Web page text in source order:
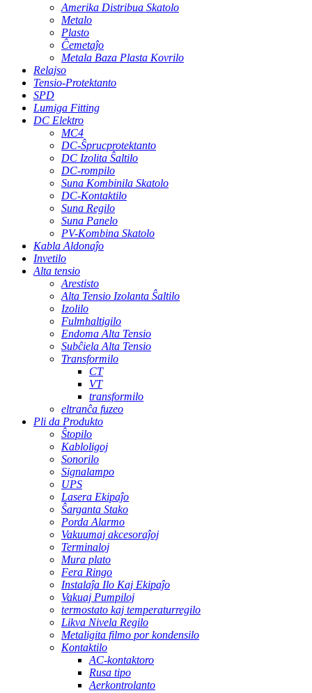
Amerika Distribua Skatolo
Metalo
Plasto
Ĉemetaĵo
Metala Baza Plasta Kovrilo
Relajso
Tensio-Protektanto
SPD
Lumiga Fitting
DC Elektro
MC4
DC-Ŝprucprotektanto
DC Izolita Ŝaltilo
DC-rompilo
Suna Kombinila Skatolo
DC-Kontaktilo
Suna Regilo
Suna Panelo
PV-Kombina Skatolo
Kabla Aldonaĵo
Invetilo
Alta tensio
Arestisto
Alta Tensio Izolanta Ŝaltilo
Izolilo
Fulmhaltigilo
Endoma Alta Tensio
Subĉiela Alta Tensio
Transformilo
CT
VT
transformilo
eltranĉa fuzeo
Pli da Produkto
Ŝtopilo
Kabloligoj
Sonorilo
Signalampo
UPS
Lasera Ekipaĵo
Ŝarganta Stako
Porda Alarmo
Vakuumaj akcesoraĵoj
Terminaloj
Mura plato
Fera Ringo
Instalaĵa Ilo Kaj Ekipaĵo
Vakuaj Pumpiloj
termostato kaj temperaturregilo
Likva Nivela Regilo
Metaligita filmo por kondensilo
Kontaktilo
AC-kontaktoro
Rusa tipo
Aerkontrolanto